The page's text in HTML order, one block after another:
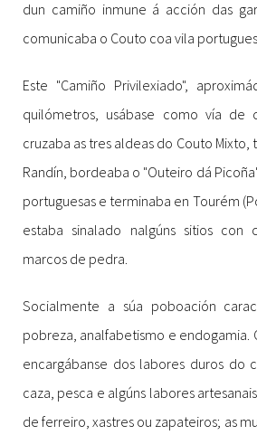
dun camiño inmune á acción das
comunicaba o Couto coa vila
Este "Camiño Privilexiado",
quilómetros, usábase como vía de
cruzaba as tres aldeas do Couto Mixto,
Randín, bordeaba o "Outeiro dá
portuguesas e terminaba en Tourém
estaba sinalado nalgúns sitios con
marcos de pedra.
Socialmente a súa poboación
pobreza, analfabetismo e endogamia.
encargábanse dos labores duros do
caza, pesca e algúns labores
de ferreiro, xastres ou zapateiros; as